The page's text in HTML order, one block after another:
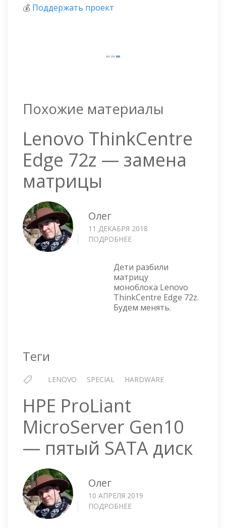
💰 Поддержать проект
Похожие материалы
Lenovo ThinkCentre
Edge 72z — замена
матрицы
Олег
11 ДЕКАБРЯ 2018
ПОДРОБНЕЕ
EDGE
72Z
—
ЗАМЕНА
МАТРИЦЫ
Дети разбили
матрицу
моноблока Lenovo
ThinkCentre Edge 72z.
Будем менять.
Теги
LENOVO SPECIAL HARDWARE
HPE ProLiant
MicroServer Gen10
— пятый SATA диск
Олег
10 АПРЕЛЯ 2019
ПОДРОБНЕЕ